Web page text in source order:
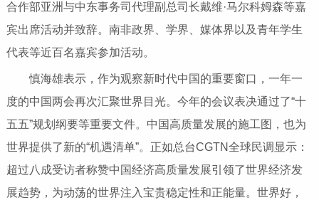
合作部亚洲与中东事务司代理副总司长戴维·马尔科姆森等嘉
宾出席活动并致辞。南非政界、学界、媒体界以及青年学生
代表等近百名嘉宾参加活动。
慎海雄表示，作为观察新时代中国的重要窗口，一年一
度的中国两会再次汇聚世界目光。今年的会议表决通过了“十
五五”规划纲要等重要文件。中国高质量发展的施工图，也为
世界提供了新的“机遇清单”。正如总台CGTN全球民调显示：
超过八成受访者称赞中国经济高质量发展引领了世界经济发
展趋势，为动荡的世界注入宝贵稳定性和正能量。世界好，